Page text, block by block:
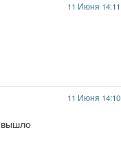
11 Июня 14:11
11 Июня 14:10
вышло